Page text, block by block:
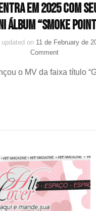
entra em 2025 com
álbum “SMOKE
updated on 11 de February de
Commenton
entra
mini
POINT”
o MV da faixa título